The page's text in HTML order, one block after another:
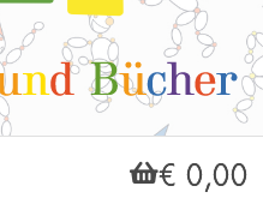
€ 0,00